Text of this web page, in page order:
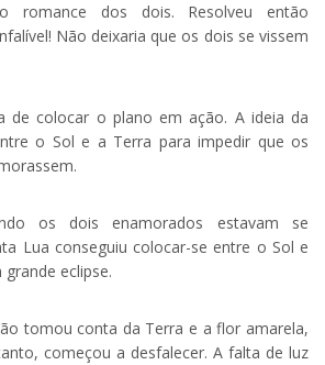
romance dos dois. Resolveu então
Não deixaria que os dois se vissem
de colocar o plano em ação. A ideia da
o Sol e a Terra para impedir que os
os dois enamorados estavam se
Lua conseguiu colocar-se entre o Sol e
eclipse.
tomou conta da Terra e a flor amarela,
começou a desfalecer. A falta de luz